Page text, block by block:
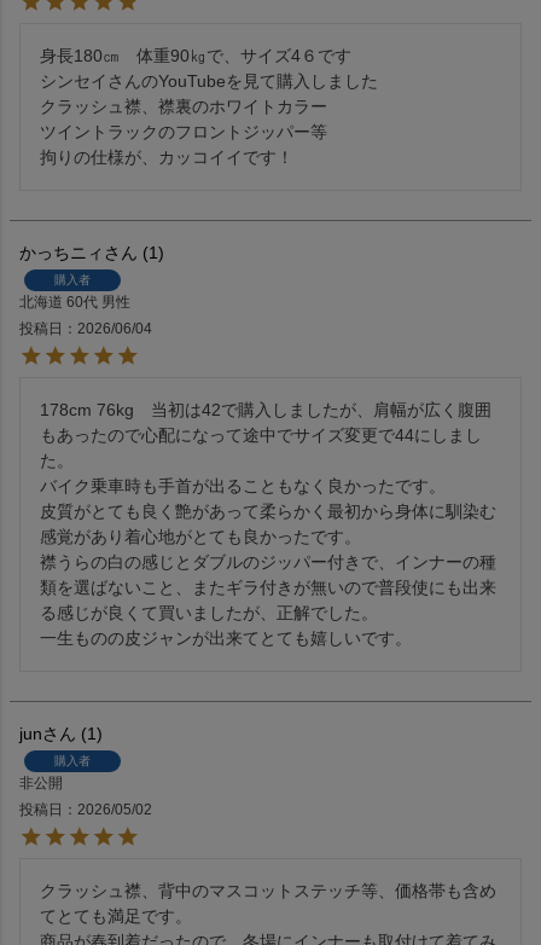
身長180㎝　体重90㎏で、サイズ4６です
シンセイさんのYouTubeを見て購入しました
クラッシュ襟、襟裏のホワイトカラー
ツイントラックのフロントジッパー等
拘りの仕様が、カッコイイです！
かっちニィ 1
購入者
北海道 60代 男性
投稿日
2026/06/04
178cm 76kg　当初は42で購入しましたが、肩幅が広く腹囲
もあったので心配になって途中でサイズ変更で44にしまし
た。
バイク乗車時も手首が出ることもなく良かったです。
皮質がとても良く艶があって柔らかく最初から身体に馴染む
感覚があり着心地がとても良かったです。
襟うらの白の感じとダブルのジッパー付きで、インナーの種
類を選ばないこと、またギラ付きが無いので普段使にも出来
る感じが良くて買いましたが、正解でした。
一生ものの皮ジャンが出来てとても嬉しいです。
jun 1
購入者
非公開
投稿日
2026/05/02
クラッシュ襟、背中のマスコットステッチ等、価格帯も含め
てとても満足です。